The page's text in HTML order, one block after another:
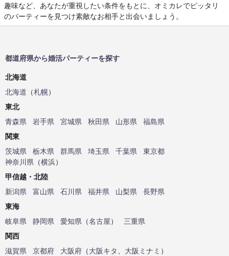
趣味など、あなたが重視したい条件をもとに、オミカレでピッタリ
のパーティーを見つけ素敵なお相手と出会いましょう。
都道府県から婚活パーティーを探す
北海道
北海道 （札幌）
東北
青森県
岩手県 宮城県 秋田県 山形県
福島県
関東
茨城県
栃木県 群馬県 埼玉県 千葉県
東京都
神奈川県 （横浜）
甲信越・北陸
新潟県
富山県 石川県 福井県 山梨県
長野県
東海
岐阜県
静岡県 愛知県 （名古屋）
三重県
関西
滋賀県
京都府 大阪府 （大阪キタ 大阪ミナミ ）